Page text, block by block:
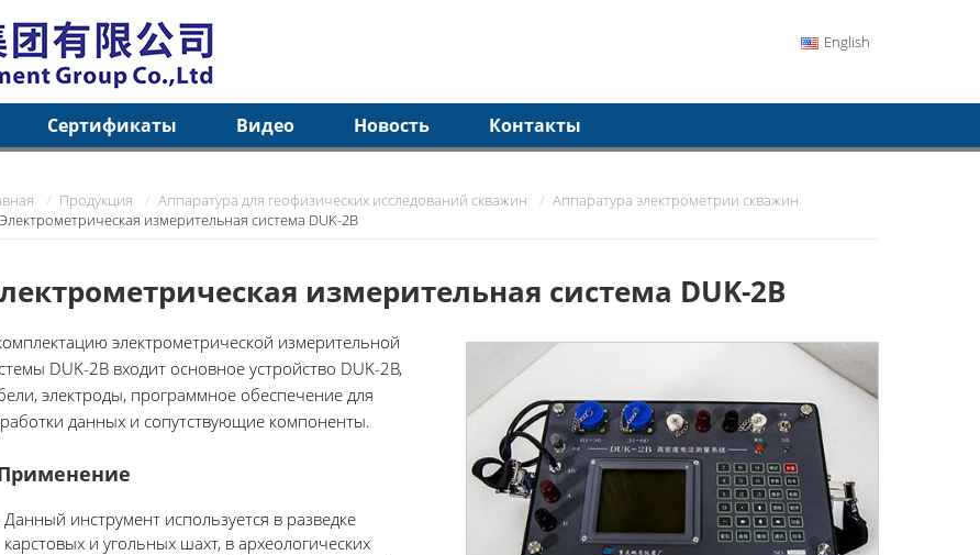
English
Сертификаты Видео Новость Контакты
Продукция Аппаратура для геофизических исследований скважин
Аппаратура электрометрии скважин
Электрометрическая измерительная система DUK-2B
измерительная система DUK-2B
электрометрической измерительной
DUK-2B входит основное устройство DUK-2B,
электроды, программное обеспечение для
данных и сопутствующие компоненты.
Данный инструмент используется в разведке
карстовых и угольных шахт, в археологических